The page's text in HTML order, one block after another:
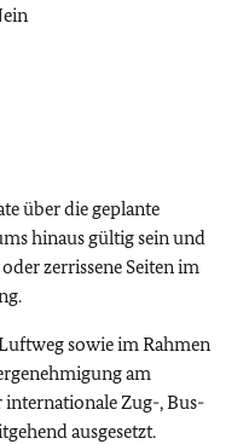
über die geplante
hinaus gültig sein und
zerrissene Seiten im
sowie im Rahmen
am
internationale Zug-, Bus-
ausgesetzt.